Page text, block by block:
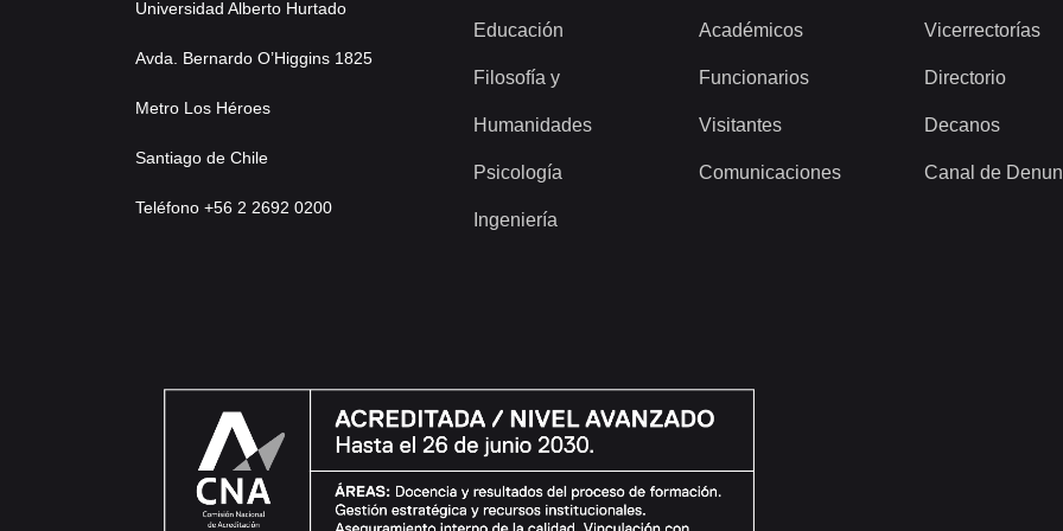
Universidad Alberto Hurtado
Avda. Bernardo O’Higgins 1825
Metro Los Héroes
Santiago de Chile
Teléfono +56 2 2692 0200
Educación
Filosofía y
Humanidades
Psicología
Ingeniería
Académicos
Funcionarios
Visitantes
Comunicaciones
Vicerrectorías
Directorio
Decanos
Canal de